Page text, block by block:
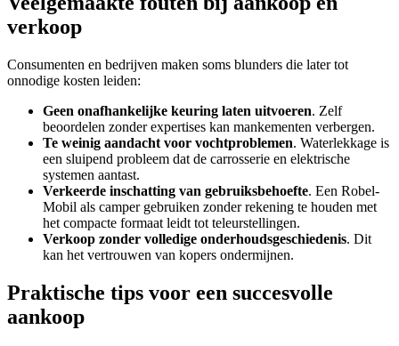
verkoop
Consumenten en bedrijven maken soms blunders die later tot
onnodige kosten leiden:
Geen onafhankelijke keuring laten uitvoeren. Zelf
beoordelen zonder expertises kan mankementen verbergen.
Te weinig aandacht voor vochtproblemen. Waterlekkage is
een sluipend probleem dat de carrosserie en elektrische
systemen aantast.
Verkeerde inschatting van gebruiksbehoefte. Een Robel-
Mobil als camper gebruiken zonder rekening te houden met
het compacte formaat leidt tot teleurstellingen.
Verkoop zonder volledige onderhoudsgeschiedenis. Dit
kan het vertrouwen van kopers ondermijnen.
Praktische tips voor een succesvolle
aankoop